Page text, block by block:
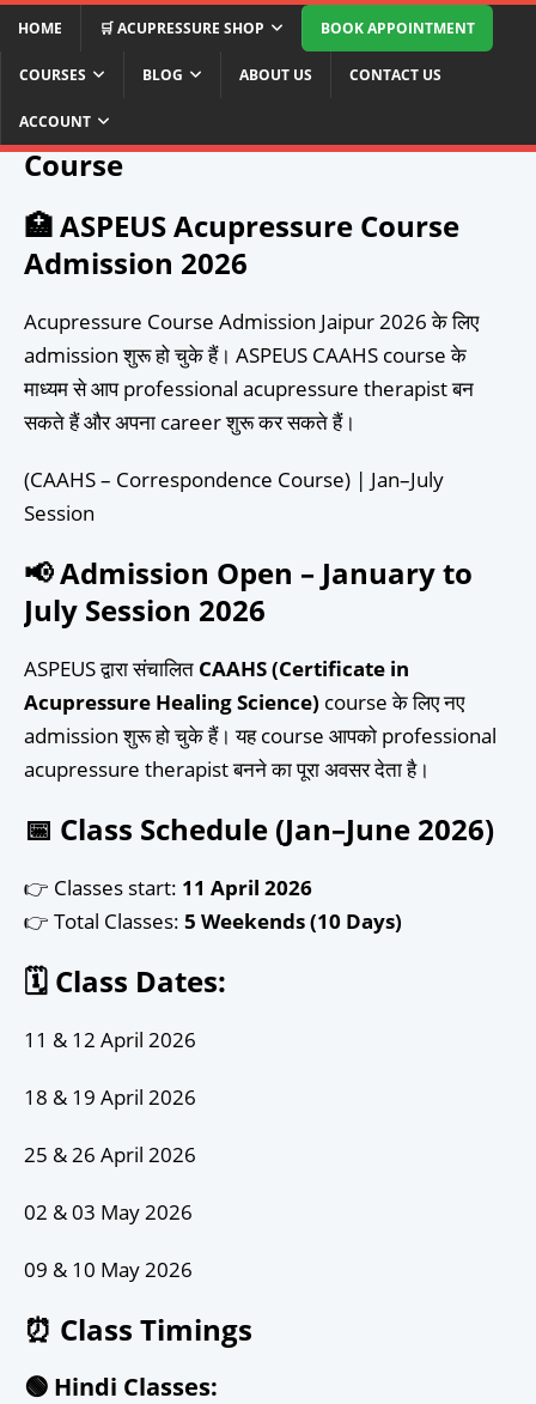
HOME 🛒 ACUPRESSURE SHOP BOOK APPOINTMENT
COURSES BLOG ABOUT US CONTACT US
ACCOUNT
Acupressure Course Admission
Jaipur 2026 | ASPEUS CAAHS
Course
🏥 ASPEUS Acupressure Course
Admission 2026
Acupressure Course Admission Jaipur 2026 के लिए
admission शुरू हो चुके हैं। ASPEUS CAAHS course के
माध्यम से आप professional acupressure therapist बन
सकते हैं और अपना career शुरू कर सकते हैं।
(CAAHS – Correspondence Course) | Jan–July
Session
📢 Admission Open – January to
July Session 2026
ASPEUS द्वारा संचालित CAAHS (Certificate in
Acupressure Healing Science) course के लिए नए
admission शुरू हो चुके हैं। यह course आपको professional
acupressure therapist बनने का पूरा अवसर देता है।
📅 Class Schedule (Jan–June 2026)
👉 Classes start: 11 April 2026
👉 Total Classes: 5 Weekends (10 Days)
🗓️ Class Dates:
11 & 12 April 2026
18 & 19 April 2026
25 & 26 April 2026
02 & 03 May 2026
09 & 10 May 2026
⏰ Class Timings
🟢 Hindi Classes: